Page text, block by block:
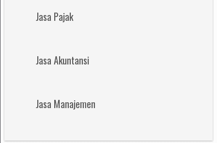
Jasa Pajak
Jasa Akuntansi
Jasa Manajemen